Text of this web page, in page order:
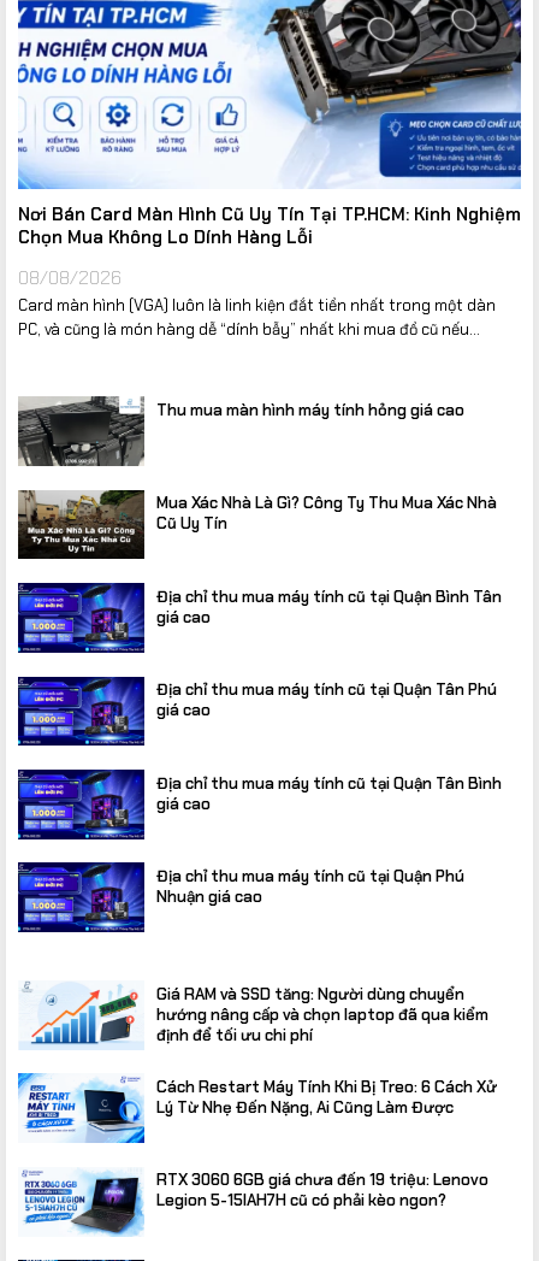
Nơi Bán Card Màn Hình Cũ Uy Tín Tại TP.HCM: Kinh Nghiệm
Chọn Mua Không Lo Dính Hàng Lỗi
08/08/2026
Card màn hình (VGA) luôn là linh kiện đắt tiền nhất trong một dàn
PC, và cũng là món hàng dễ “dính bẫy” nhất khi mua đồ cũ nếu...
Thu mua màn hình máy tính hỏng giá cao
Mua Xác Nhà Là Gì? Công Ty Thu Mua Xác Nhà
Cũ Uy Tín
Địa chỉ thu mua máy tính cũ tại Quận Bình Tân
giá cao
Địa chỉ thu mua máy tính cũ tại Quận Tân Phú
giá cao
Địa chỉ thu mua máy tính cũ tại Quận Tân Bình
giá cao
Địa chỉ thu mua máy tính cũ tại Quận Phú
Nhuận giá cao
Giá RAM và SSD tăng: Người dùng chuyển
hướng nâng cấp và chọn laptop đã qua kiểm
định để tối ưu chi phí
Cách Restart Máy Tính Khi Bị Treo: 6 Cách Xử
Lý Từ Nhẹ Đến Nặng, Ai Cũng Làm Được
RTX 3060 6GB giá chưa đến 19 triệu: Lenovo
Legion 5-15IAH7H cũ có phải kèo ngon?